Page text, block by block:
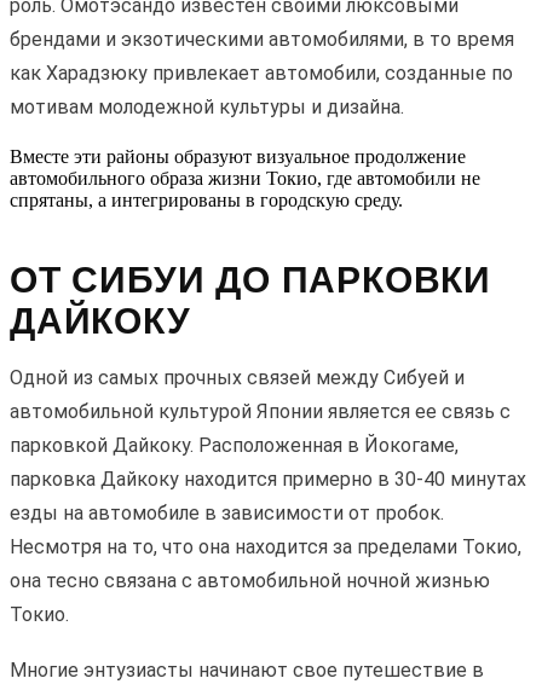
роль. Омотэсандо известен своими люксовыми
брендами и экзотическими автомобилями, в то время
как Харадзюку привлекает автомобили, созданные по
мотивам молодежной культуры и дизайна.
Вместе эти районы образуют визуальное продолжение
автомобильного образа жизни Токио, где автомобили не
спрятаны, а интегрированы в городскую среду.
ОТ СИБУИ ДО ПАРКОВКИ
ДАЙКОКУ
Одной из самых прочных связей между Сибуей и
автомобильной культурой Японии является ее связь с
парковкой Дайкоку. Расположенная в Йокогаме,
парковка Дайкоку находится примерно в 30-40 минутах
езды на автомобиле в зависимости от пробок.
Несмотря на то, что она находится за пределами Токио,
она тесно связана с автомобильной ночной жизнью
Токио.
Многие энтузиасты начинают свое путешествие в